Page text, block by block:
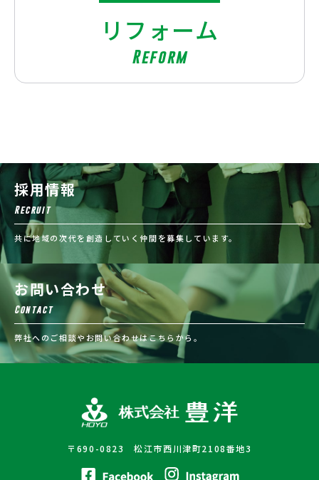
リフォーム
Reform
採用情報
Recruit
共に地域の次代を創造していく仲間を募集しています。
お問い合わせ
Contact
弊社へのご相談やお問い合わせはこちらから。
〒690-0823 松江市西川津町2108番地3